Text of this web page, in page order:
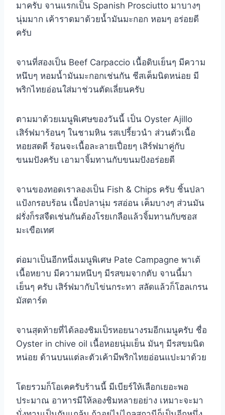
มาครับ จานแรกเป็น Spanish Prosciutto มาบางๆ
นุ่มมาก เค้าราดมาด้วยน้ำมันมะกอก หอมๆ อร่อยดี
ครับ
จานที่สองเป็น Beef Carpaccio เนื้อดิบเย็นๆ มีความ
หนึบๆ หอมน้ำมันมะกอกเช่นกัน ชีสเค็มนิดหน่อย มี
พริกไทยอ่อนใส่มาช่วนตัดเลี่ยนครับ
ตามมาด้วยเมนูพิเศษของวันนี้ เป็น Oyster Ajillo
เสิร์ฟมาร้อนๆ ในชามหิน รสเปรี้ยวนำ ส่วนตัวเนื้อ
หอยสดดี ร้อนจะเนื้อละลายเปื่อยๆ เสิร์ฟมาคู่กับ
ขนมปังครับ เอามาจิ้มทานกับขนมปังอร่อยดี
จานของทอดเราลองเป็น Fish & Chips ครับ ชิ้นปลา
แป้งกรอบร้อน เนื้อปลานุ่ม รสอ่อน เค็มบางๆ ส่วนมัน
ฝรั่งก็รสจืดเช่นกันต้องโรยเกลือแล้วจิ้มทานกับซอส
มะเขือเทศ
ต่อมาเป็นอีกหนึ่งเมนูพิเศษ Pate Campagne พาเต้
เนื้อหยาบ มีความหนึบๆ มีรสขมจากตับ จานนี้มา
เย็นๆ ครับ เสิร์ฟมากับไข่นกระทา สลัดแล้วก็โฮลเกรน
มัสตาร์ด
จานสุดท้ายที่ได้ลองชิมเป็รหอยนางรมอีกเมนูครับ ชื่อ
Oyster in chive oil เนื้อหอยนุ่มเย็น มันๆ มีรสขมนิด
หน่อย ด้านบนแต่ละตัวเค้ามีพริกไทยอ่อนแปะมาด้วย
โดยรวมก็โอเคครับร้านนี้ มีเบียร์ให้เลือกเยอะพอ
ประมาณ อาหารมีให้ลองชิมหลายอย่าง เหมาะจะมา